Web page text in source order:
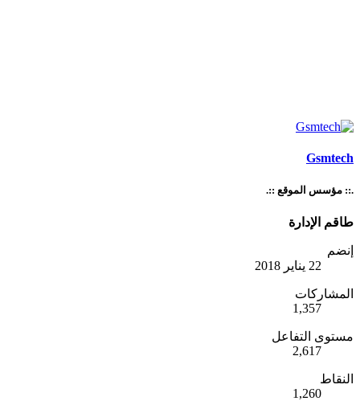
Gsmtech
.:: مؤسس الموقع ::.
طاقم الإدارة
إنضم
22 يناير 2018
المشاركات
1,357
مستوى التفاعل
2,617
النقاط
1,260